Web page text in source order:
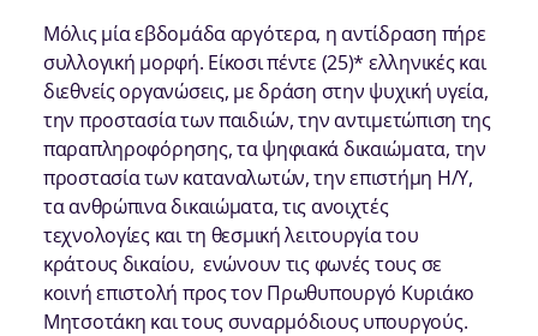
Μόλις μία εβδομάδα αργότερα, η αντίδραση πήρε
συλλογική μορφή. Είκοσι πέντε (25)* ελληνικές και
διεθνείς οργανώσεις, με δράση στην ψυχική υγεία,
την προστασία των παιδιών, την αντιμετώπιση της
παραπληροφόρησης, τα ψηφιακά δικαιώματα, την
προστασία των καταναλωτών, την επιστήμη Η/Υ,
τα ανθρώπινα δικαιώματα, τις ανοιχτές
τεχνολογίες και τη θεσμική λειτουργία του
κράτους δικαίου, ενώνουν τις φωνές τους σε
κοινή επιστολή προς τον Πρωθυπουργό Κυριάκο
Μητσοτάκη και τους συναρμόδιους υπουργούς.